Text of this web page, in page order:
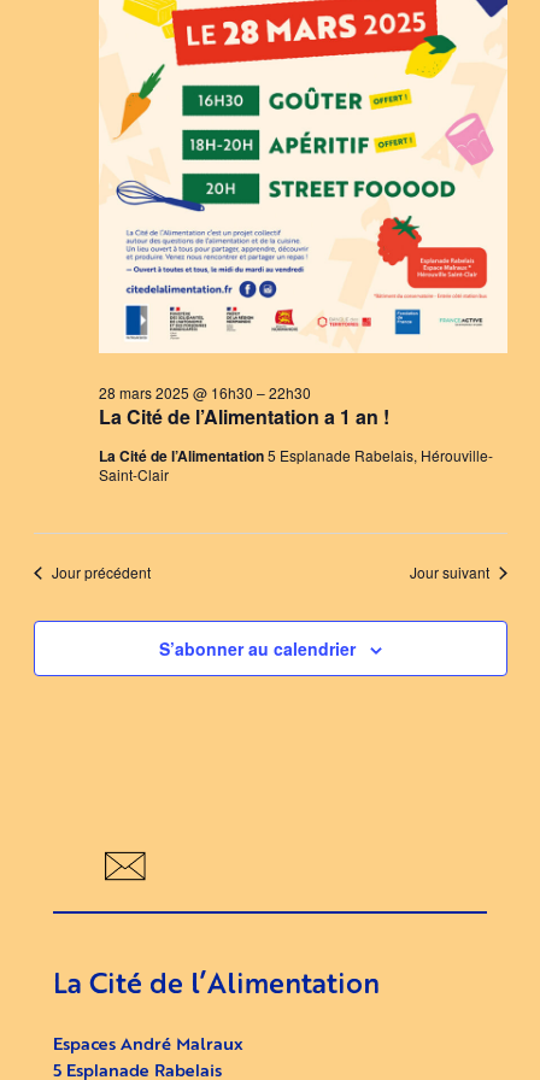
La Cité de l’Alimentation a 1 an !
28 mars 2025 @ 16h30 –22h30
La Cité de l’Alimentation5 Esplanade Rabelais, Hérouville-
Saint-Clair
Jour précédent Jour suivant
S’abonner au calendrier
La Cité de l’Alimentation
Espaces André Malraux
5 Esplanade Rabelais